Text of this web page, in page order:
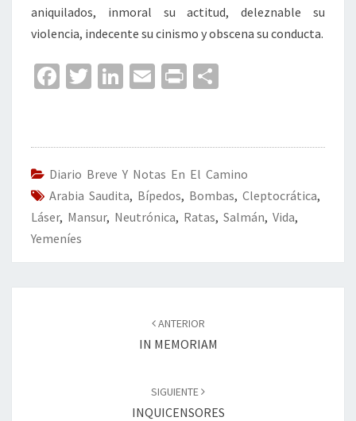
aniquilados, inmoral su actitud, deleznable su
violencia, indecente su cinismo y obscena su conducta.
Fa
o
o
k
T
er
Li
dI
n
E
l
Pr
p
ar
tir
Diario Breve Y Notas En El Camino
Arabia Saudita, Bípedos, Bombas, Cleptocrática,
Láser, Mansur, Neutrónica, Ratas, Salmán, Vida,
Yemeníes
ANTERIOR
IN MEMORIAM
SIGUIENTE
INQUICENSORES